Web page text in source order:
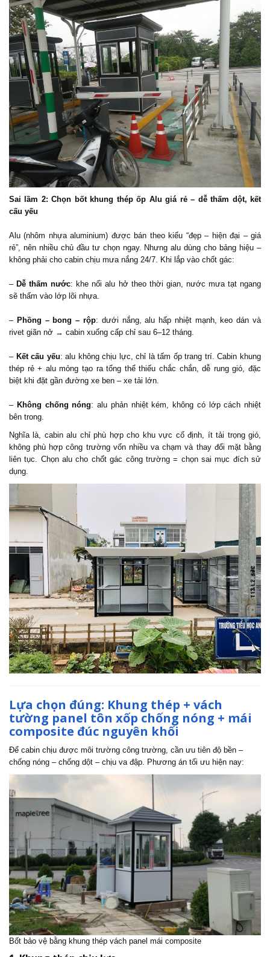
Sai lầm 2: Chọn bốt khung thép ốp Alu giá rẻ – dễ thấm dột, kết
cấu yếu
Alu (nhôm nhựa aluminium) được bán theo kiểu “đẹp – hiện đại – giá
rẻ”, nên nhiều chủ đầu tư chọn ngay. Nhưng alu dùng cho bảng hiệu –
không phải cho cabin chịu mưa nắng 24/7. Khi lắp vào chốt gác:
– Dễ thấm nước: khe nối alu hở theo thời gian, nước mưa tạt ngang
sẽ thấm vào lớp lõi nhựa.
– Phồng – bong – rộp: dưới nắng, alu hấp nhiệt mạnh, keo dán và
rivet giãn nở → cabin xuống cấp chỉ sau 6–12 tháng.
– Kết cấu yếu: alu không chịu lực, chỉ là tấm ốp trang trí. Cabin khung
thép rẻ + alu mỏng tạo ra tổng thể thiếu chắc chắn, dễ rung gió, đặc
biệt khi đặt gần đường xe ben – xe tải lớn.
– Không chống nóng: alu phản nhiệt kém, không có lớp cách nhiệt
bên trong.
Nghĩa là, cabin alu chỉ phù hợp cho khu vực cố định, ít tải trọng gió,
không phù hợp công trường vốn nhiều va chạm và thay đổi mặt bằng
liên tục. Chọn alu cho chốt gác công trường = chọn sai mục đích sử
dụng.
Lựa chọn đúng: Khung thép + vách
tường panel tôn xốp chống nóng + mái
composite đúc nguyên khối
Để cabin chịu được môi trường công trường, cần ưu tiên độ bền –
chống nóng – chống dột – chịu va đập. Phương án tối ưu hiện nay:
Bốt bảo vệ bằng khung thép vách panel mái composite